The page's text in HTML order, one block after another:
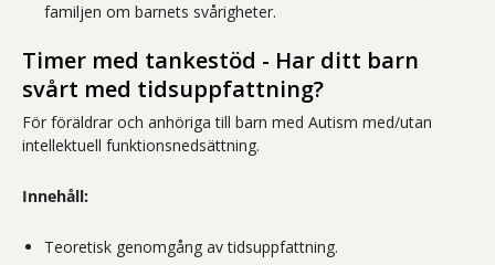
familjen om barnets svårigheter.
Timer med tankestöd - Har ditt barn
svårt med tidsuppfattning?
För föräldrar och anhöriga till barn med Autism med/utan
intellektuell funktionsnedsättning.
Innehåll:
Teoretisk genomgång av tidsuppfattning.